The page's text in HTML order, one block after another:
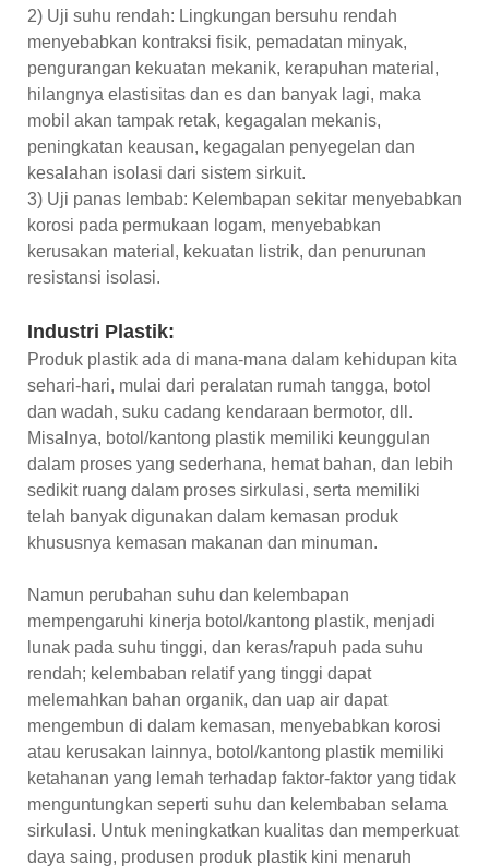
2) Uji suhu rendah: Lingkungan bersuhu rendah
menyebabkan kontraksi fisik, pemadatan minyak,
pengurangan kekuatan mekanik, kerapuhan material,
hilangnya elastisitas dan es dan banyak lagi, maka
mobil akan tampak retak, kegagalan mekanis,
peningkatan keausan, kegagalan penyegelan dan
kesalahan isolasi dari sistem sirkuit.
3) Uji panas lembab: Kelembapan sekitar menyebabkan
korosi pada permukaan logam, menyebabkan
kerusakan material, kekuatan listrik, dan penurunan
resistansi isolasi.
Industri Plastik:
Produk plastik ada di mana-mana dalam kehidupan kita
sehari-hari, mulai dari peralatan rumah tangga, botol
dan wadah, suku cadang kendaraan bermotor, dll.
Misalnya, botol/kantong plastik memiliki keunggulan
dalam proses yang sederhana, hemat bahan, dan lebih
sedikit ruang dalam proses sirkulasi, serta memiliki
telah banyak digunakan dalam kemasan produk
khususnya kemasan makanan dan minuman.
Namun perubahan suhu dan kelembapan
mempengaruhi kinerja botol/kantong plastik, menjadi
lunak pada suhu tinggi, dan keras/rapuh pada suhu
rendah; kelembaban relatif yang tinggi dapat
melemahkan bahan organik, dan uap air dapat
mengembun di dalam kemasan, menyebabkan korosi
atau kerusakan lainnya, botol/kantong plastik memiliki
ketahanan yang lemah terhadap faktor-faktor yang tidak
menguntungkan seperti suhu dan kelembaban selama
sirkulasi. Untuk meningkatkan kualitas dan memperkuat
daya saing, produsen produk plastik kini menaruh